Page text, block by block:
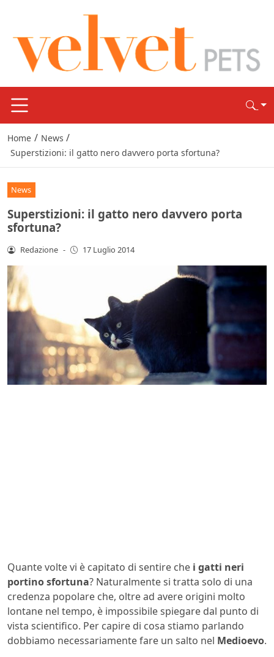
Home / News /
Superstizioni: il gatto nero davvero porta sfortuna?
News
Superstizioni: il gatto nero davvero porta
sfortuna?
Redazione - 17 Luglio 2014
Quante volte vi è capitato di sentire che i gatti neri
portino sfortuna? Naturalmente si tratta solo di una
credenza popolare che, oltre ad avere origini molto
lontane nel tempo, è impossibile spiegare dal punto di
vista scientifico. Per capire di cosa stiamo parlando
dobbiamo necessariamente fare un salto nel Medioevo.